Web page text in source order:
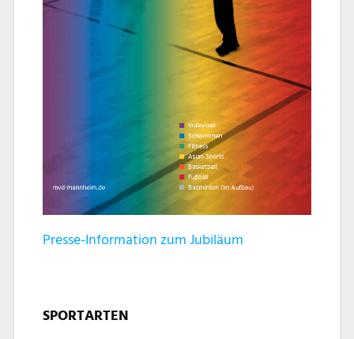
Presse-Information zum Jubiläum
SPORTARTEN